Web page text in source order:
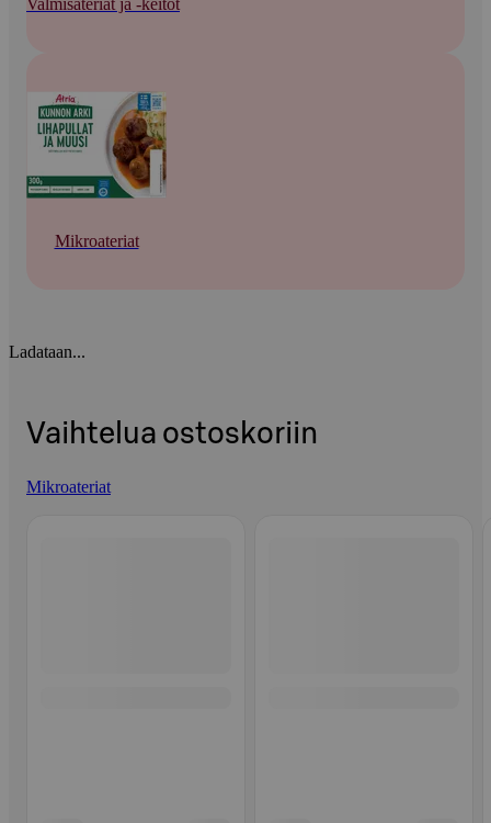
Mikroateriat
Ladataan...
Vaihtelua ostoskoriin
Mikroateriat